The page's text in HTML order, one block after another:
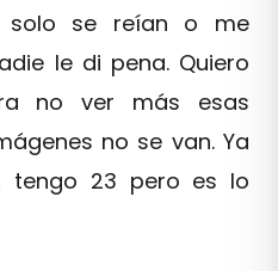
se reían o me
le di pena. Quiero
no ver más esas
no se van. Ya
tengo 23 pero es lo